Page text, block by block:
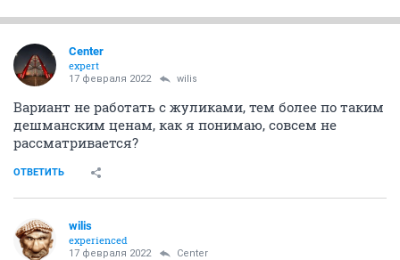
Center
expert
17 февраля 2022 wilis
Вариант не работать с жуликами, тем более по таким
дешманским ценам, как я понимаю, совсем не
рассматривается?
ОТВЕТИТЬ
wilis
experienced
17 февраля 2022 Center